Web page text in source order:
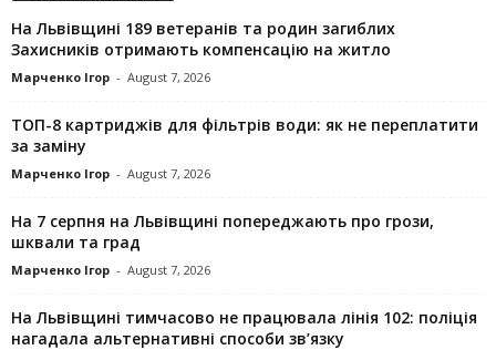
На Львівщині 189 ветеранів та родин загиблих
Захисників отримають компенсацію на житло
Марченко Ігор - August 7, 2026
ТОП-8 картриджів для фільтрів води: як не переплатити
за заміну
Марченко Ігор - August 7, 2026
На 7 серпня на Львівщині попереджають про грози,
шквали та град
Марченко Ігор - August 7, 2026
На Львівщині тимчасово не працювала лінія 102: поліція
нагадала альтернативні способи зв’язку